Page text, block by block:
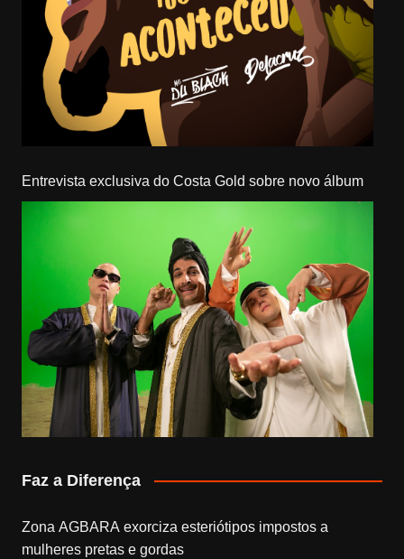
Entrevista exclusiva do Costa Gold sobre novo álbum
Faz a Diferença
Zona AGBARA exorciza esteriótipos impostos a
mulheres pretas e gordas